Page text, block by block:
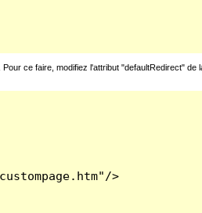
ce faire, modifiez l'attribut "defaultRedirect"
>